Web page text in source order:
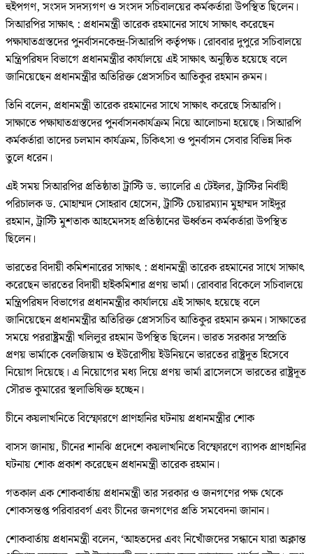
হুইপগণ, সংসদ সদস্যগণ ও সংসদ সচিবালয়ের কর্মকর্তারা উপস্থিত ছিলেন।
সিআরপির সাক্ষাৎ : প্রধানমন্ত্রী তারেক রহমানের সাথে সাক্ষাৎ করেছেন
পক্ষাঘাতগ্রস্তদের পুনর্বাসনকেন্দ্র-সিআরপি কর্তৃপক্ষ। রোববার দুপুরে সচিবালয়ে
মন্ত্রিপরিষদ বিভাগে প্রধানমন্ত্রীর কার্যালয়ে এই সাক্ষাৎ অনুষ্ঠিত হয়েছে বলে
জানিয়েছেন প্রধানমন্ত্রীর অতিরিক্ত প্রেসসচিব আতিকুর রহমান রুমন।
তিনি বলেন, প্রধানমন্ত্রী তারেক রহমানের সাথে সাক্ষাৎ করেছে সিআরপি।
সাক্ষাতে পক্ষাঘাতগ্রস্তদের পুনর্বাসনকার্যক্রম নিয়ে আলোচনা হয়েছে। সিআরপি
কর্মকর্তারা তাদের চলমান কার্যক্রম, চিকিৎসা ও পুনর্বাসন সেবার বিভিন্ন দিক
তুলে ধরেন।
এই সময় সিআরপির প্রতিষ্ঠাতা ট্রাস্টি ড. ভ্যালেরি এ টেইলর, ট্রাস্টির নির্বাহী
পরিচালক ড. মোহাম্মদ সোহরাব হোসেন, ট্রাস্টি চেয়ারম্যান মুহাম্মদ সাইদুর
রহমান, ট্রাস্টি মুশতাক আহমেদসহ প্রতিষ্ঠানের ঊর্ধ্বতন কর্মকর্তারা উপস্থিত
ছিলেন।
ভারতের বিদায়ী কমিশনারের সাক্ষাৎ : প্রধানমন্ত্রী তারেক রহমানের সাথে সাক্ষাৎ
করেছেন ভারতের বিদায়ী হাইকমিশার প্রণয় ভার্মা। রোববার বিকেলে সচিবালয়ে
মন্ত্রিপরিষদ বিভাগের প্রধানমন্ত্রীর কার্যালয়ে এই সাক্ষাৎ হয়েছে বলে
জানিয়েছেন প্রধানমন্ত্রীর অতিরিক্ত প্রেসসচিব আতিকুর রহমান রুমন। সাক্ষাতের
সময়ে পররাষ্ট্রমন্ত্রী খলিলুর রহমান উপস্থিত ছিলেন। ভারত সরকার সস্প্রতি
প্রণয় ভার্মাকে বেলজিয়াম ও ইউরোপীয় ইউনিয়নে ভারতের রাষ্ট্রদূত হিসেবে
নিয়োগ দিয়েছে। এ নিয়োগের মধ্য দিয়ে প্রণয় ভার্মা ব্রাসেলসে ভারতের রাষ্ট্রদূত
সৌরভ কুমারের স্থলাভিষিক্ত হচ্ছেন।
চীনে কয়লাখনিতে বিস্ফোরণে প্রাণহানির ঘটনায় প্রধানমন্ত্রীর শোক
বাসস জানায়, চীনের শানঝি প্রদেশে কয়লাখনিতে বিস্ফোরণে ব্যাপক প্রাণহানির
ঘটনায় শোক প্রকাশ করেছেন প্রধানমন্ত্রী তারেক রহমান।
গতকাল এক শোকবার্তায় প্রধানমন্ত্রী তার সরকার ও জনগণের পক্ষ থেকে
শোকসন্তপ্ত পরিবারবর্গ এবং চীনের জনগণের প্রতি সমবেদনা জানান।
শোকবার্তায় প্রধানমন্ত্রী বলেন, ‘আহতদের এবং নিখোঁজদের সন্ধানে যারা অক্লান্ত